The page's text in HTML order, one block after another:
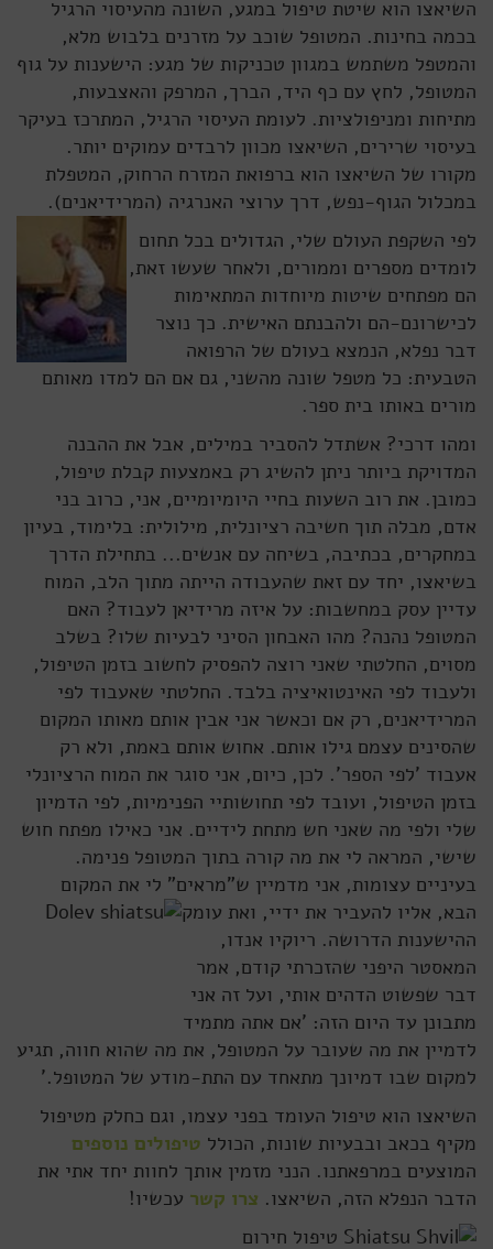
השיאצו הוא שיטת טיפול במגע, השונה מהעיסוי הרגיל
בכמה בחינות. המטופל שוכב על מזרנים בלבוש מלא,
והמטפל משתמש במגוון טכניקות של מגע: הישענות על גוף
המטופל, לחץ עם כף היד, הברך, המרפק והאצבעות,
מתיחות ומניפולציות. לעומת העיסוי הרגיל, המתרכז בעיקר
בעיסוי שרירים, השיאצו מכוון לרבדים עמוקים יותר.
מקורו של השיאצו הוא ברפואת המזרח הרחוק, המטפלת
במכלול הגוף-נפש, דרך ערוצי האנרגיה (המרידיאנים).
לפי השקפת העולם שלי, הגדולים בכל תחום
לומדים מספרים וממורים, ולאחר שעשו זאת,
הם מפתחים שיטות מיוחדות המתאימות
לכישרונם-הם ולהבנתם האישית. כך נוצר
דבר נפלא, הנמצא בעולם של הרפואה
הטבעית: כל מטפל שונה מהשני, גם אם הם למדו מאותם
מורים באותו בית ספר.
ומהו דרכי? אשתדל להסביר במילים, אבל את ההבנה
המדויקת ביותר ניתן להשיג רק באמצעות קבלת טיפול,
כמובן. את רוב השעות בחיי היומיומיים, אני, כרוב בני
אדם, מבלה תוך חשיבה רציונלית, מילולית: בלימוד, בעיון
במחקרים, בכתיבה, בשיחה עם אנשים... בתחילת הדרך
בשיאצו, יחד עם זאת שהעבודה הייתה מתוך הלב, המוח
עדיין עסק במחשבות: על איזה מרידיאן לעבוד? האם
המטופל נהנה? מהו האבחון הסיני לבעיות שלו? בשלב
מסוים, החלטתי שאני רוצה להפסיק לחשוב בזמן הטיפול,
ולעבוד לפי האינטואיציה בלבד. החלטתי שאעבוד לפי
המרידיאנים, רק אם וכאשר אני אבין אותם מאותו המקום
שהסינים עצמם גילו אותם. אחוש אותם באמת, ולא רק
אעבוד 'לפי הספר'. לכן, כיום, אני סוגר את המוח הרציונלי
בזמן הטיפול, ועובד לפי תחושותיי הפנימיות, לפי הדמיון
שלי ולפי מה שאני חש מתחת לידיים. אני כאילו מפתח חוש
שישי, המראה לי את מה קורה בתוך המטופל פנימה.
בעיניים עצומות, אני מדמיין ש"מראים" לי את המקום
הבא, אליו להעביר את ידיי, ואת עומק
ההישענות הדרושה. ריוקיו אנדו,
המאסטר היפני שהזכרתי קודם, אמר
דבר שפשוט הדהים אותי, ועל זה אני
מתבונן עד היום הזה: 'אם אתה מתמיד
לדמיין את מה שעובר על המטופל, את מה שהוא חווה, תגיע
למקום שבו דמיונך מתאחד עם התת-מודע של המטופל.'
השיאצו הוא טיפול העומד בפני עצמו, וגם כחלק מטיפול
מקיף בכאב ובבעיות שונות, הכולל טיפולים נוספים
המוצעים במרפאתנו. הנני מזמין אותך לחוות יחד אתי את
הדבר הנפלא הזה, השיאצו. צרו קשר עכשיו!